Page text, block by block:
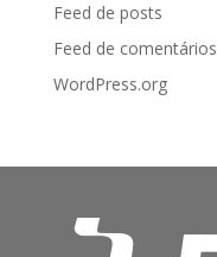
Feed de posts
Feed de comentários
WordPress.org